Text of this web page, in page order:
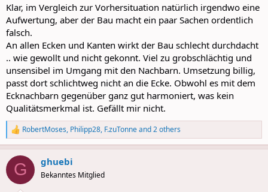
Klar, im Vergleich zur Vorhersituation natürlich irgendwo eine
Aufwertung, aber der Bau macht ein paar Sachen ordentlich
falsch.
An allen Ecken und Kanten wirkt der Bau schlecht durchdacht
.. wie gewollt und nicht gekonnt. Viel zu grobschlächtig und
unsensibel im Umgang mit den Nachbarn. Umsetzung billig,
passt dort schlichtweg nicht an die Ecke. Obwohl es mit dem
Ecknachbarn gegenüber ganz gut harmoniert, was kein
Qualitätsmerkmal ist. Gefällt mir nicht.
R
e
a
c
i
RobertMoses, Philipp28, F.zuTonneand 2 others
G ghuebi
Bekanntes Mitglied